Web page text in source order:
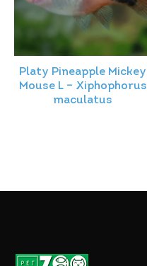
Platy Pineapple Mickey
Mouse L – Xiphophorus
maculatus